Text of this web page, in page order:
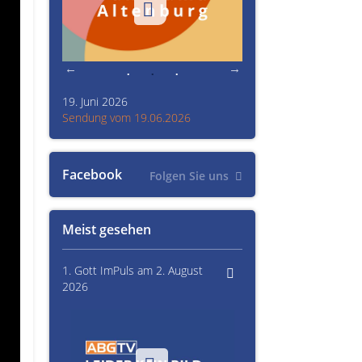
Meist gesehen
1. Gott ImPuls am 2. August
2026
Facebook Folgen Sie uns
19. Juni 2026
Sendung vom 19.06.2026